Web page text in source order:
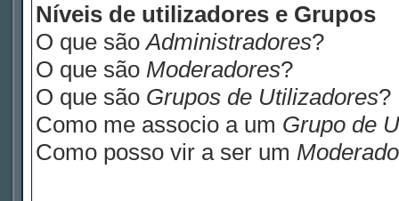
Níveis de utilizadores e Grupos
O que sãoAdministradores?
O que são Moderadores?
O que são Grupos de Utilizadores?
Como me associo a um Grupo de
Como posso vir a ser um